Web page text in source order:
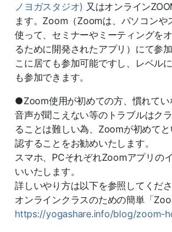
ノヨガスタジオ) 又はオンライン
ます。Zoom（Zoomは、パソコンや
使って、セミナーやミーティングを
るために開発されたアプリ）にて参
こに居ても参加可能ですし、レベル
も参加できます。
●Zoom使用が初めての方、慣れてい
音声が聞こえない等のトラブルはク
ることは難しい為、 Zoomが初めて
認することをお勧めいたしま す。
スマホ、PCそれぞれZoomアプリの
いいたします。
詳しいやり方は以下を参照してくださ
オンラインクラスのための簡単「
https://yogashare.info/blog/zoom-